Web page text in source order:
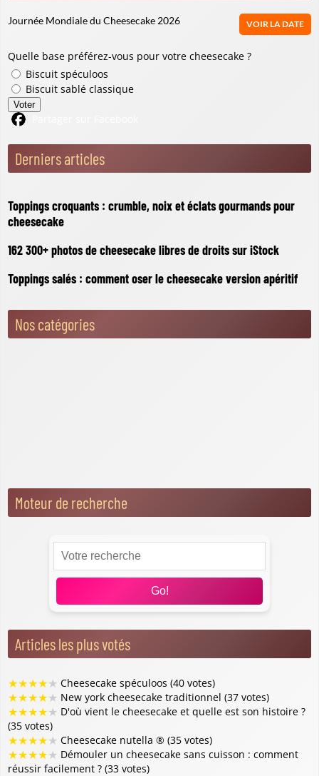
Journée Mondiale du Cheesecake 2026 VOIR LA DATE
Quelle base préférez-vous pour votre cheesecake ?
Biscuit spéculoos
Biscuit sablé classique
Voter
Derniers articles
Toppings croquants : crumble, noix et éclats gourmands pour
cheesecake
162 300+ photos de cheesecake libres de droits sur iStock
Toppings salés : comment oser le cheesecake version apéritif
Nos catégories
Moteur de recherche
Go!
Articles les plus votés
★★★★★ Cheesecake spéculoos (40 votes)
★★★★★ New york cheesecake traditionnel (37 votes)
★★★★★ D'où vient le cheesecake et quelle est son histoire ?
(35 votes)
★★★★★ Cheesecake nutella ® (35 votes)
★★★★★ Démouler un cheesecake sans cuisson : comment
réussir facilement ? (33 votes)